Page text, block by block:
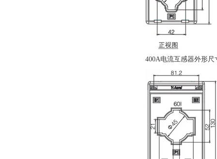
400A电流互感器外形尺